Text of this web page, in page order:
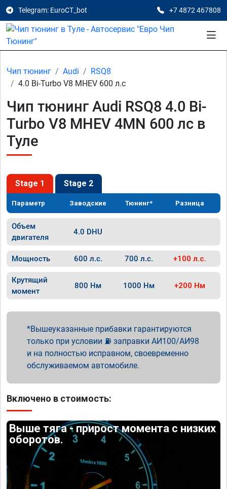
Telegram: EuroCT_bot +7 4872 467808
Чип тюнинг Audi
RSQ8
4.0 Bi-Turbo V8 MHEV 600 л.с
Чип тюнинг Audi RSQ8 4.0 Bi-
Turbo V8 MHEV 4MN 600 лс в
Туле
Stage 1 Stage 2
Параметр Заводские Тюнинг* Разница
Объем
двигателя
4.0 DHU
Мощность 600 л.с. 700 л.с. +100 л.с.
Крутящий
момент
800 Нм 1000 Нм +200 Нм
Вышеуказанные прибавки гарантируются
только при условии ⛽ заправки АИ100/АИ98
и на полностью исправном, своевременно
обслуживаемом автомобиле.
Включено в стоимость:
Выше тяга - прирост момента с низких
оборотов.